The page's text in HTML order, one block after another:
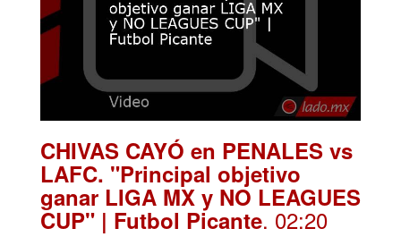
CHIVAS CAYÓ en PENALES vs
LAFC. "Principal objetivo
ganar LIGA MX y NO LEAGUES
CUP" | Futbol Picante. 02:20